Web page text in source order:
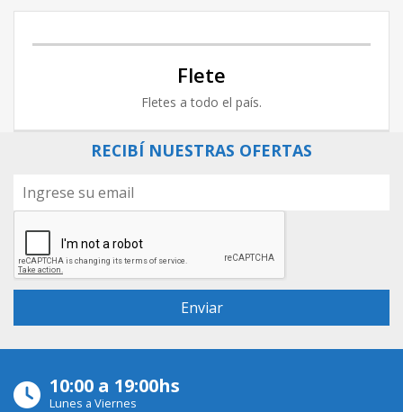
Flete
Fletes a todo el país.
RECIBÍ NUESTRAS OFERTAS
10:00 a 19:00hs
Lunes a Viernes